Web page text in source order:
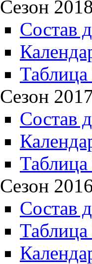
Сезон 2018
Состав
Сезон
Состав
Сезон
Состав